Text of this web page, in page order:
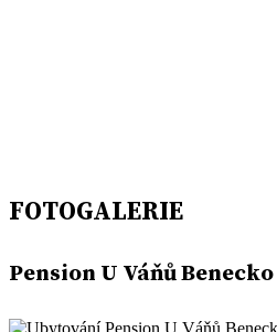
FOTOGALERIE
Pension U Váňů Benecko